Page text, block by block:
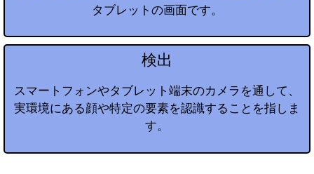
タブレットの画面です。
検出
スマートフォンやタブレット端末のカメラを通して、
実環境にある顔や特定の要素を認識することを指しま
す。